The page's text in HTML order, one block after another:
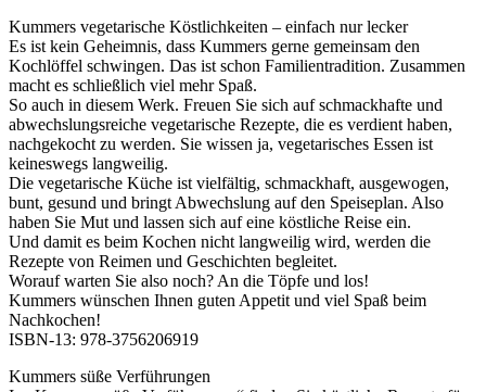
Kummers vegetarische Köstlichkeiten – einfach nur lecker
Es ist kein Geheimnis, dass Kummers gerne gemeinsam den
Kochlöffel schwingen. Das ist schon Familientradition. Zusammen
macht es schließlich viel mehr Spaß.
So auch in diesem Werk. Freuen Sie sich auf schmackhafte und
abwechslungsreiche vegetarische Rezepte, die es verdient haben,
nachgekocht zu werden. Sie wissen ja, vegetarisches Essen ist
keineswegs langweilig.
Die vegetarische Küche ist vielfältig, schmackhaft, ausgewogen,
bunt, gesund und bringt Abwechslung auf den Speiseplan. Also
haben Sie Mut und lassen sich auf eine köstliche Reise ein.
Und damit es beim Kochen nicht langweilig wird, werden die
Rezepte von Reimen und Geschichten begleitet.
Worauf warten Sie also noch? An die Töpfe und los!
Kummers wünschen Ihnen guten Appetit und viel Spaß beim
Nachkochen!
ISBN-13: 978-3756206919
Kummers süße Verführungen